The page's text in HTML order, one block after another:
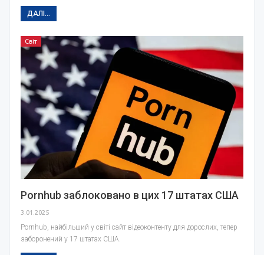
ДАЛІ...
Світ
Pornhub заблоковано в цих 17 штатах США
3.01.2025
Pornhub, найбільший у світі сайт відеоконтенту для дорослих, тепер
заборонений у 17 штатах США.